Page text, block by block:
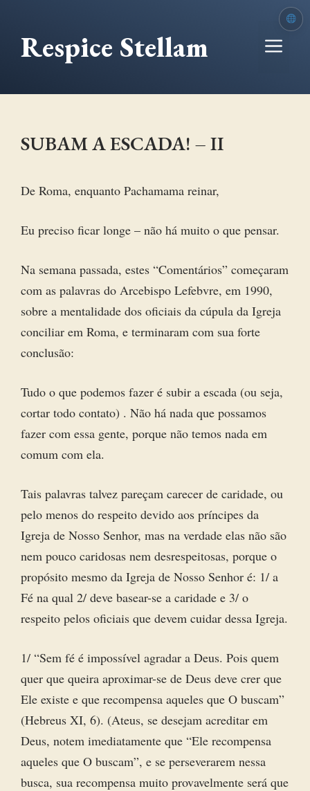
Respice Stellam
SUBAM A ESCADA! – II
De Roma, enquanto Pachamama reinar,
Eu preciso ficar longe – não há muito o que pensar.
Na semana passada, estes “Comentários” começaram
com as palavras do Arcebispo Lefebvre, em 1990,
sobre a mentalidade dos oficiais da cúpula da Igreja
conciliar em Roma, e terminaram com sua forte
conclusão:
Tudo o que podemos fazer é subir a escada (ou seja,
cortar todo contato) . Não há nada que possamos
fazer com essa gente, porque não temos nada em
comum com ela.
Tais palavras talvez pareçam carecer de caridade, ou
pelo menos do respeito devido aos príncipes da
Igreja de Nosso Senhor, mas na verdade elas não são
nem pouco caridosas nem desrespeitosas, porque o
propósito mesmo da Igreja de Nosso Senhor é: 1/ a
Fé na qual 2/ deve basear-se a caridade e 3/ o
respeito pelos oficiais que devem cuidar dessa Igreja.
1/ “Sem fé é impossível agradar a Deus. Pois quem
quer que queira aproximar-se de Deus deve crer que
Ele existe e que recompensa aqueles que O buscam”
(Hebreus XI, 6). (Ateus, se desejam acreditar em
Deus, notem imediatamente que “Ele recompensa
aqueles que O buscam”, e se perseverarem nessa
busca, sua recompensa muito provavelmente será que